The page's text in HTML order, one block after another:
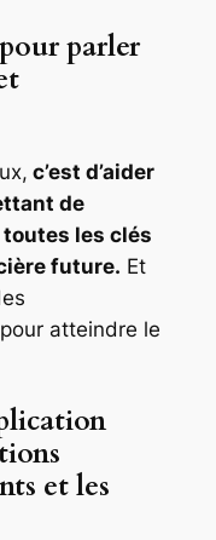
parler
c’est d’aider
de
les clés
future. Et
atteindre le
et les